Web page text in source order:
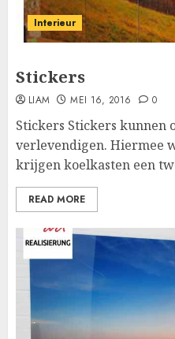
Interieur
Stickers
LIAM MEI 16, 2016 0
Stickers Stickers kunnen
verlevendigen. Hiermee
krijgen koelkasten een
READ MORE